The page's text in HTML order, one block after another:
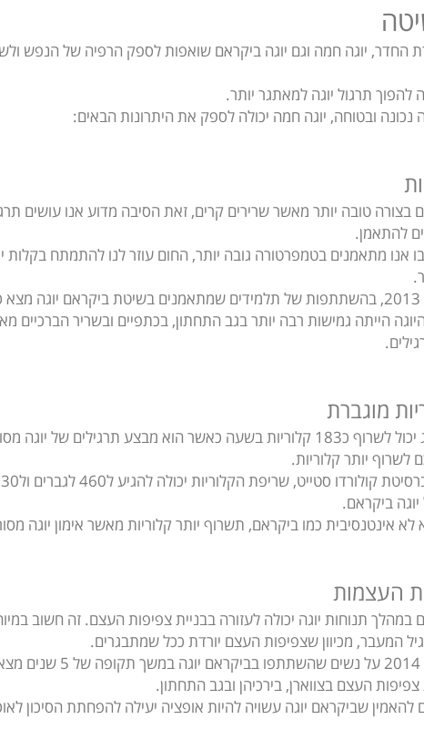
החדר, יוגה חמה וגם יוגה ביקראם שואפות לספק הרפיה של הנפש
להפוך תרגול יוגה למאתגר יותר.
נכונה ובטוחה, יוגה חמה יכולה לספק את היתרונות הבאים:
בצורה טובה יותר מאשר שרירים קרים, זאת הסיבה מדוע אנו עושים
להתאמן.
אנו מתאמנים בטמפרטורה גובה יותר, החום עוזר לנו להתמתח בקלות
הייתה גמישות רבה יותר בגב התחתון, בכתפיים ובשריר הברכיים
אדם במשקל 73 ק"ג יכול לשרוף כ183 קלוריות בשעה כאשר הוא מבצע תרגילים של
לשרוף יותר קלוריות.
אינטנסיבית כמו ביקראם, תשרוף יותר קלוריות מאשר אימון יוגה
תנוחות יוגה יכולה לעזורה בבניית צפיפות העצם. זה חשוב
גיל המעבר, מכיוון שצפיפות העצם יורדת ככל שמתבגרים.
מחקר שנערך בשנת 2014 על נשים
העצם בצווארן, בירכיהן ובגב התחתון.
שביקראם יוגה עשויה להיות אופציה יעילה להפחתת הסיכון